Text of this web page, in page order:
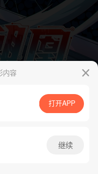
App免费看
App免费看
内容
打开APP
继续